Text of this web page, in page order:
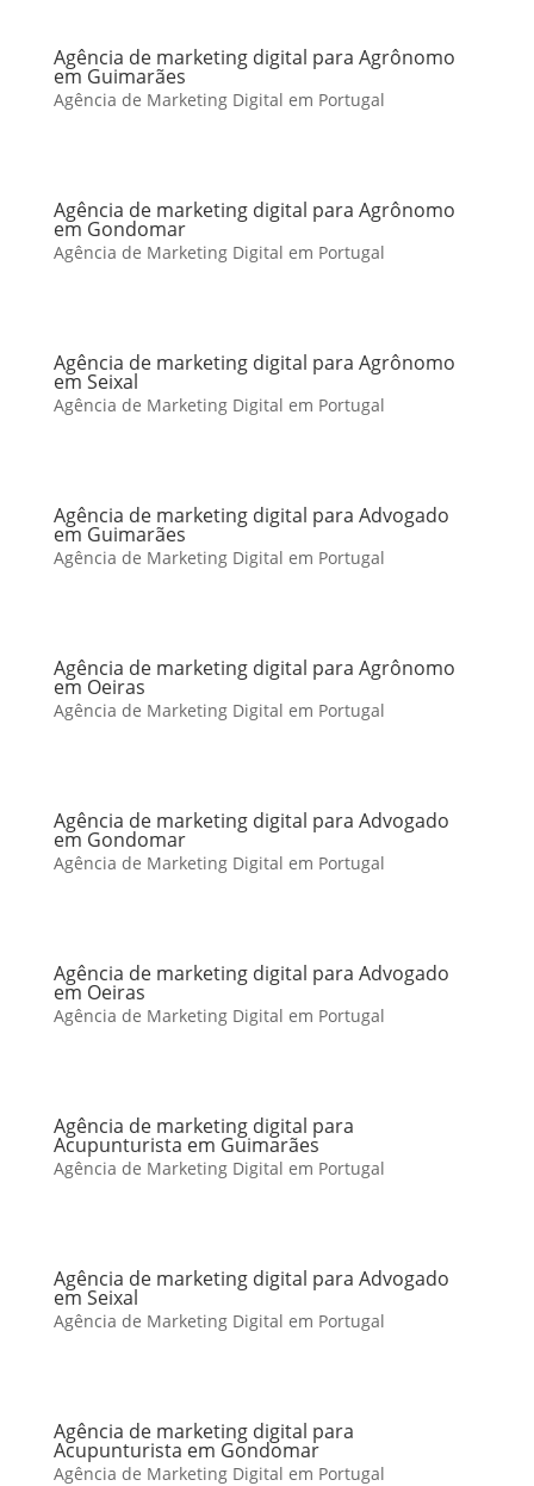
Agência de marketing digital para Agrônomo
em Guimarães
Agência de Marketing Digital em Portugal
Agência de marketing digital para Agrônomo
em Gondomar
Agência de Marketing Digital em Portugal
Agência de marketing digital para Agrônomo
em Seixal
Agência de Marketing Digital em Portugal
Agência de marketing digital para Advogado
em Guimarães
Agência de Marketing Digital em Portugal
Agência de marketing digital para Agrônomo
em Oeiras
Agência de Marketing Digital em Portugal
Agência de marketing digital para Advogado
em Gondomar
Agência de Marketing Digital em Portugal
Agência de marketing digital para Advogado
em Oeiras
Agência de Marketing Digital em Portugal
Agência de marketing digital para
Acupunturista em Guimarães
Agência de Marketing Digital em Portugal
Agência de marketing digital para Advogado
em Seixal
Agência de Marketing Digital em Portugal
Agência de marketing digital para
Acupunturista em Gondomar
Agência de Marketing Digital em Portugal